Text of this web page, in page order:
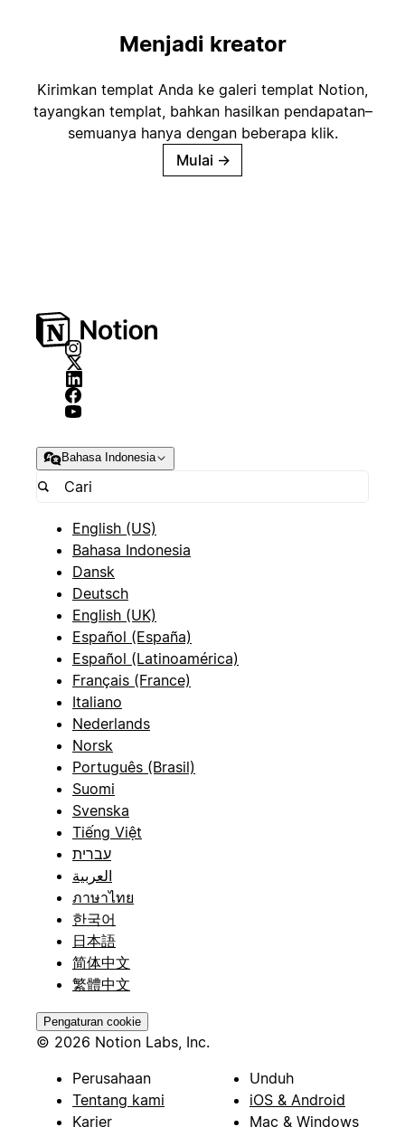
Menjadi kreator
Kirimkan templat Anda ke galeri templat Notion,
tayangkan templat, bahkan hasilkan pendapatan–
semuanya hanya dengan beberapa klik.
Mulai →
Bahasa Indonesia
English (US)
Bahasa Indonesia
Dansk
Deutsch
English (UK)
Español (España)
Español (Latinoamérica)
Français (France)
Italiano
Nederlands
Norsk
Português (Brasil)
Suomi
Svenska
Tiếng Việt
עברית
العربية
ภาษาไทย
한국어
日本語
简体中文
繁體中文
Pengaturan cookie
© 2026 Notion Labs, Inc.
Perusahaan
Tentang kami
Karier
Unduh
iOS & Android
Mac & Windows